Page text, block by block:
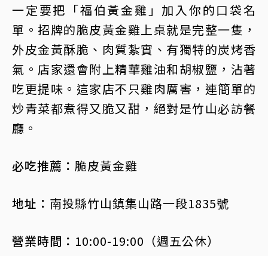
一定要把「福伯黃金雞」加入你的口袋名
單。招牌的脆皮黃金雞上桌就是完整一隻，
外皮金黃酥脆、肉質紮實、有獨特的炭烤香
氣。店家還會附上精華雞油和胡椒鹽，沾著
吃更提味。這家店不只雞肉厲害，連簡單的
炒青菜都煮得又脆又甜，絕對是竹山必訪餐
廳。
必吃推薦： 脆皮黃金雞
地址： 南投縣竹山鎮集山路一段1835號
營業時間： 10:00-19:00（週五公休）